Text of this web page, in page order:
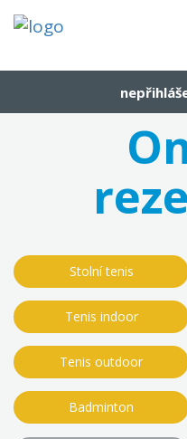
Stolní tenis
Tenis indoor
Tenis outdoor
Badminton